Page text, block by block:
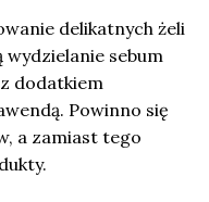
delikatnych żeli
sebum
dodatkiem
Powinno się
a zamiast tego